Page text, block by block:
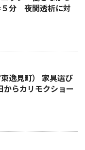
分 夜間透析に対
逸見町） 家具選び
からカリモクショー